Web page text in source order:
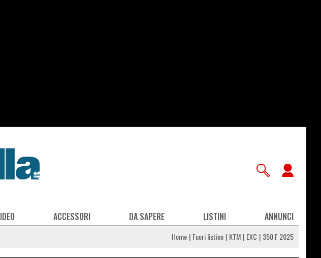
ACCESSORI DA SAPERE LISTINI ANNUNCI
Home Fuori listino KTM EXC 350 F 2025